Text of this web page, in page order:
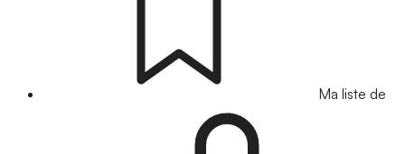
Ma liste de